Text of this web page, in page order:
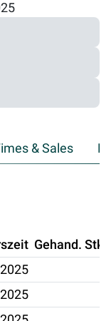
& Sales
Gehand. Stk.